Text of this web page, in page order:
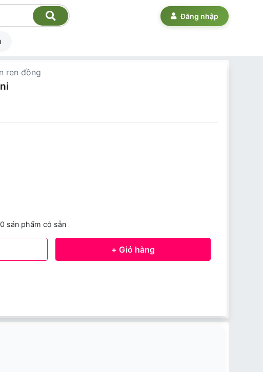
Đăng nhập
ren đồng
0 sản phẩm có sẵn
+ Giỏ hàng